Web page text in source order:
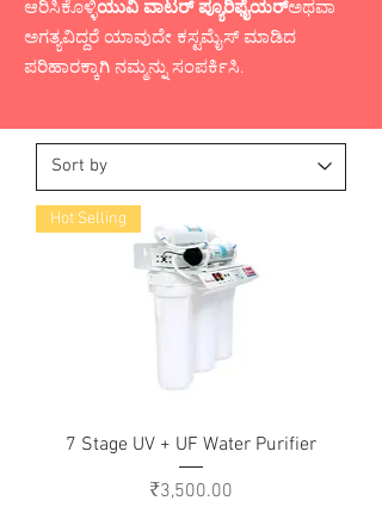
ಆರಿಸಿಕೊಳ್ಳಿಯುವಿ ವಾಟರ್ ಪ್ಯೂರಿಫೈಯರ್ಅಥವಾ
ಅಗತ್ಯವಿದ್ದರೆ ಯಾವುದೇ ಕಸ್ಟಮೈಸ್ ಮಾಡಿದ
ಪರಿಹಾರಕ್ಕಾಗಿ ನಮ್ಮನ್ನು ಸಂಪರ್ಕಿಸಿ.
Hot Selling
7 Stage UV + UF Water Purifier
Price
₹3,500.00